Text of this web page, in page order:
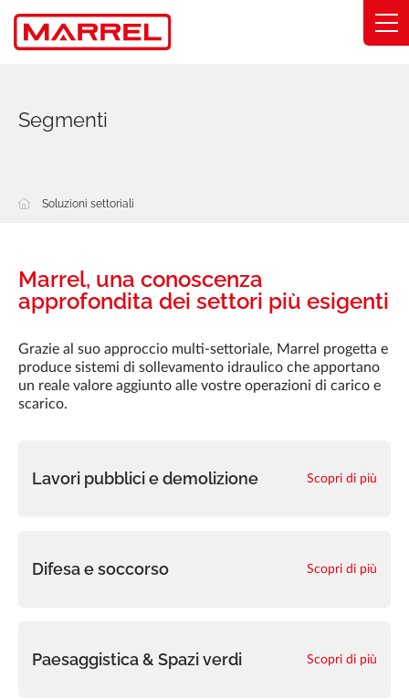
Pannello di gestione dei cookies
Segmenti
Soluzioni settoriali
Marrel, una conoscenza
approfondita dei settori più esigenti
Grazie al suo approccio multi-settoriale, Marrel progetta e
produce sistemi di sollevamento idraulico che apportano
un reale valore aggiunto alle vostre operazioni di carico e
scarico.
Lavori pubblici e demolizione Scopri di più
Difesa e soccorso Scopri di più
Paesaggistica & Spazi verdi Scopri di più
Chi siamo
Trova il mio distributore
Catalogo
Marrel Tech